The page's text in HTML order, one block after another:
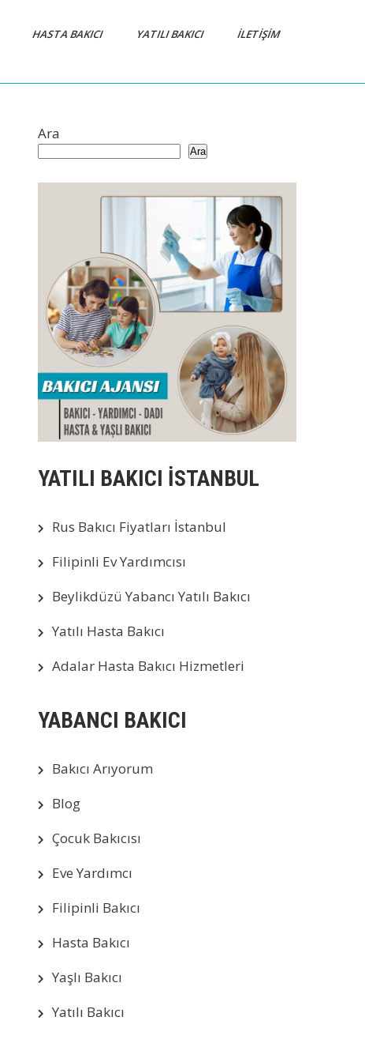
HASTA BAKICI YATILI BAKICI İLETIŞIM
Ara
Ara
YATILI BAKICI İSTANBUL
Rus Bakıcı Fiyatları İstanbul
Filipinli Ev Yardımcısı
Beylikdüzü Yabancı Yatılı Bakıcı
Yatılı Hasta Bakıcı
Adalar Hasta Bakıcı Hizmetleri
YABANCI BAKICI
Bakıcı Arıyorum
Blog
Çocuk Bakıcısı
Eve Yardımcı
Filipinli Bakıcı
Hasta Bakıcı
Yaşlı Bakıcı
Yatılı Bakıcı